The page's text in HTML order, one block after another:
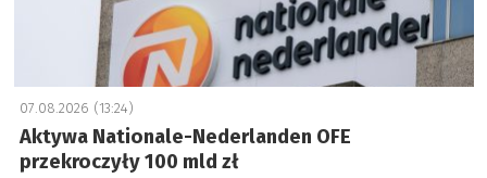
07.08.2026 (13:24)
Aktywa Nationale-Nederlanden OFE
przekroczyły 100 mld zł